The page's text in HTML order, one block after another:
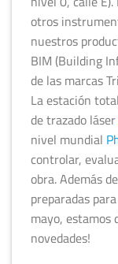
otros
nuestros
BIM (Building
de las marcas
La estación
de trazado láser
nivel mundial
controlar,
obra. Además
preparadas
mayo, estamos
novedades!